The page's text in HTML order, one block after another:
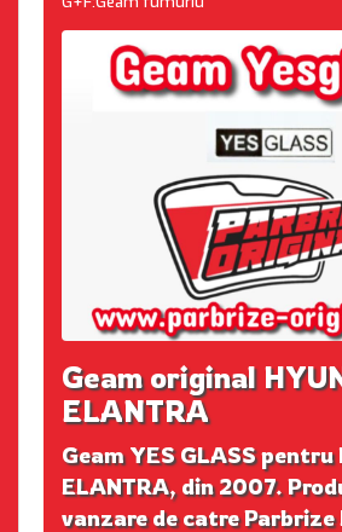
Geam original
ELANTRA
Geam YES GLASS pentru
ELANTRA, din 2007.
vanzare de catre